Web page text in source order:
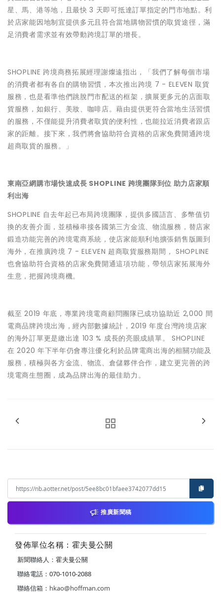
星、馬、港等地，且最快 3 天即可抵達訂單指定的門市地點。利
於店家能因地制宜提供多元且符合當地購物習慣的取貨途徑，滿
足消費者需求並有效帶動跨境訂單的增長。
SHOPLINE 跨境商務拓展經理謝燦遠指出，「我們了解每個市場
的消費者都有各自的購物習慣，本次推出跨境 7 - ELEVEN 取貨
服務，也是看準他們跳脫門市配送的框架，擴展更多元的店面取
貨服務，如銀行、美妝、咖啡店。藉由提供更符合當地生活習慣
的服務，不僅能提升消費者取貨的便利性，也能拉近消費者跟店
家的距離。接下來，我們將會協助符合資格的店家免費開通跨境
超商取貨的服務。」
東南亞網購市場快速成長 SHOPLINE 跨境團隊到位 助力店家順
利出海
SHOPLINE 自去年起已布局跨境團隊，提供多國語言、多幣值切
換的友善介面，並積極串接各國第三方金流、物流服務，替店家
鍛造功能完善的跨境電商系統，使店家能順利地擴張銷售版圖到
海外，在推廣跨境 7 - ELEVEN 超商取貨服務期間， SHOPLINE
也會協助符合資格的店家免費開通這項功能，帶領店家拓展海外
生意，把握跨境商機。
截至 2019 年底，專業跨境電商顧問團隊已成功協助近 2,000 間
電商品牌跨境出海，經內部數據統計，2019 年度台灣跨境店家
的海外訂單更是繳出達 103 % 成長的亮眼成績單。 SHOPLINE
在 2020 年下半年仍會專注優化利於品牌電商出海的相關功能及
服務，積極與各方金流、物流、倉儲夥伴合作，建立更完善的跨
境電商生態圈，成為品牌出海的最佳助力。
推廣新聞稿
發佈單位名稱：霍夫曼公關
新聞聯絡人：霍夫曼公關
聯絡電話：070-1010-2088
聯絡信箱： hkao@hoffman.com